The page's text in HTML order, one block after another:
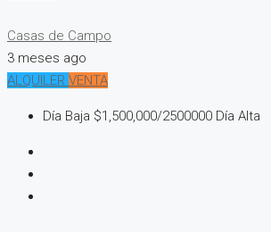
Casas de Campo
3 meses ago
ALQUILER VENTA
Día Baja $1,500,000/2500000 Día Alta